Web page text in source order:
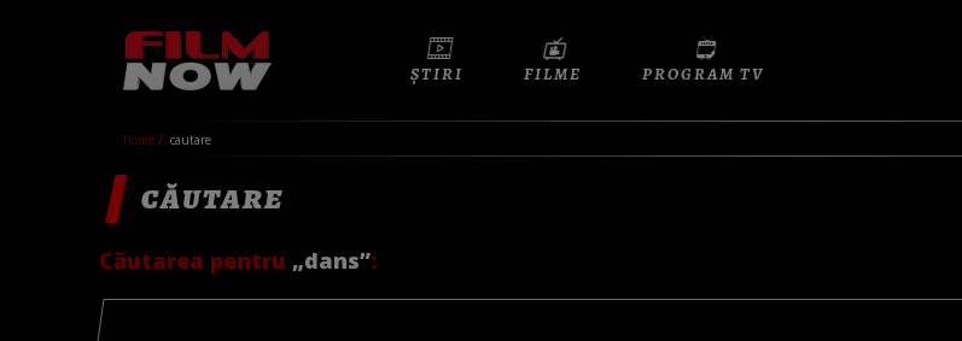
ȘTIRI FILME PROGRAM TV
home cautare
CĂUTARE
Căutarea pentru „dans”: